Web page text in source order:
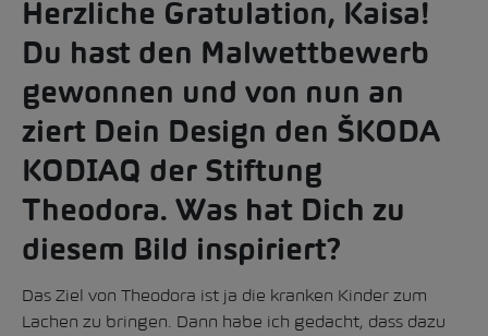
Herzliche Gratulation, Kaisa!
Du hast den Malwettbewerb
gewonnen und von nun an
ziert Dein Design den ŠKODA
KODIAQ der Stiftung
Theodora. Was hat Dich zu
diesem Bild inspiriert?
Das Ziel von Theodora ist ja die kranken Kinder zum
Lachen zu bringen. Dann habe ich gedacht, dass dazu